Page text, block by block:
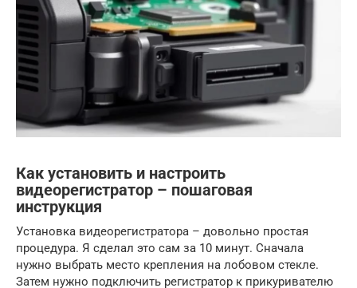
Как установить и настроить
видеорегистратор – пошаговая
инструкция
Установка видеорегистратора – довольно простая
процедура. Я сделал это сам за 10 минут. Сначала
нужно выбрать место крепления на лобовом стекле.
Затем нужно подключить регистратор к прикуривателю